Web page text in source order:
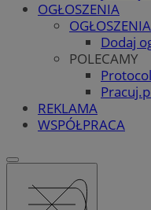
OGŁOSZENIA
OGŁOSZENIA
Dodaj
POLECAMY
REKLAMA
WSPÓŁPRACA